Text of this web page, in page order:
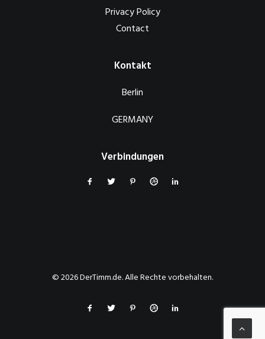
Privacy Policy
Contact
Kontakt
Berlin
GERMANY
Verbindungen
© 2026 DerTimm.de. Alle Rechte vorbehalten.